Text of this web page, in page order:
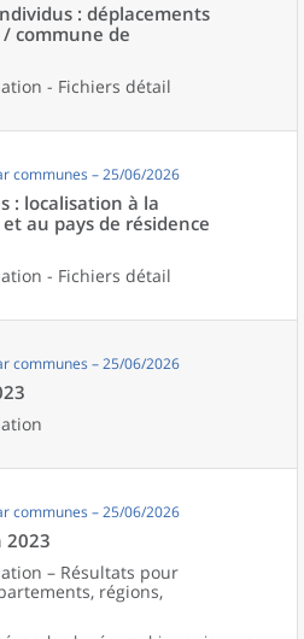
: déplacements
commune de
- Fichiers détail
communes – 25/06/2026
: localisation à la
au pays de résidence
- Fichiers détail
communes – 25/06/2026
communes – 25/06/2026
2023
– Résultats pour
régions,